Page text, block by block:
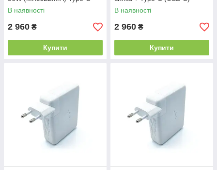
(USB-C) (Евро вилка в
комплекте) ORIGINAL.
В наявності
2 960 ₴
Купити
кабель. ORIGINAL. Для Apple
MacBook Pro A1706 A1707
В наявності
2 960 ₴
Купити